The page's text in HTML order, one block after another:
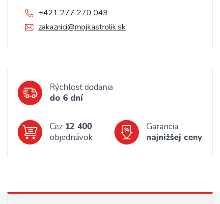
+421 277 270 049
zakaznici@mojkastrolik.sk
Rýchlosť dodania
do 6 dní
Cez 12 400
objednávok
Garancia
najnižšej ceny